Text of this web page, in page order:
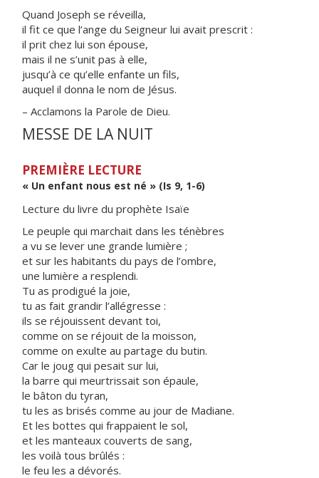
Quand Joseph se réveilla,
il fit ce que l’ange du Seigneur lui avait prescrit :
il prit chez lui son épouse,
mais il ne s’unit pas à elle,
jusqu’à ce qu’elle enfante un fils,
auquel il donna le nom de Jésus.
– Acclamons la Parole de Dieu.
MESSE DE LA NUIT
PREMIÈRE LECTURE
« Un enfant nous est né » (Is 9, 1-6)
Lecture du livre du prophète Isaïe
Le peuple qui marchait dans les ténèbres
a vu se lever une grande lumière ;
et sur les habitants du pays de l’ombre,
une lumière a resplendi.
Tu as prodigué la joie,
tu as fait grandir l’allégresse :
ils se réjouissent devant toi,
comme on se réjouit de la moisson,
comme on exulte au partage du butin.
Car le joug qui pesait sur lui,
la barre qui meurtrissait son épaule,
le bâton du tyran,
tu les as brisés comme au jour de Madiane.
Et les bottes qui frappaient le sol,
et les manteaux couverts de sang,
les voilà tous brûlés :
le feu les a dévorés.